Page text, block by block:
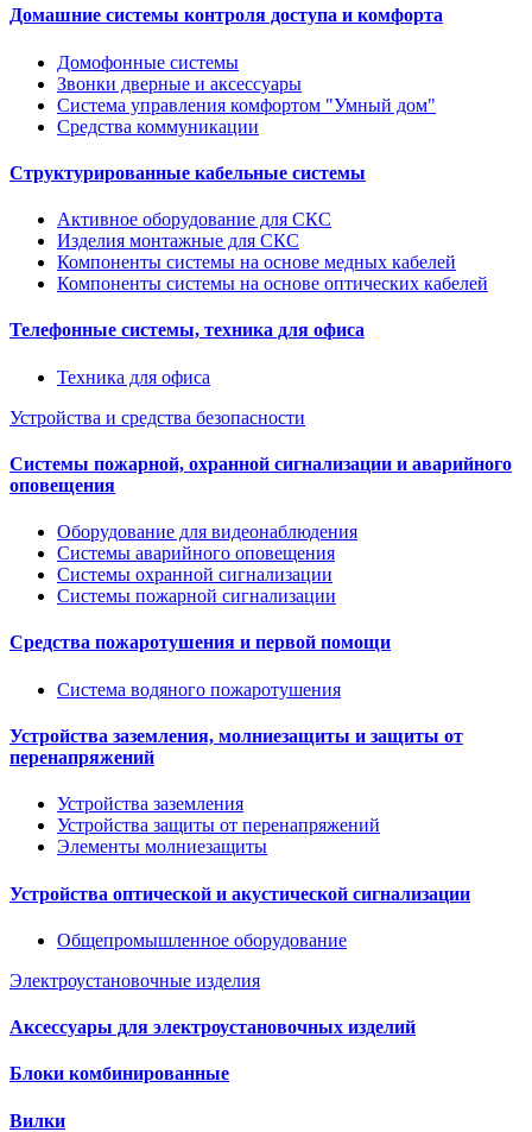
Домашние системы контроля доступа и комфорта
Домофонные системы
Звонки дверные и аксессуары
Система управления комфортом "Умный дом"
Средства коммуникации
Структурированные кабельные системы
Активное оборудование для СКС
Изделия монтажные для СКС
Компоненты системы на основе медных кабелей
Компоненты системы на основе оптических кабелей
Телефонные системы, техника для офиса
Техника для офиса
Устройства и средства безопасности
Системы пожарной, охранной сигнализации и аварийного
оповещения
Оборудование для видеонаблюдения
Системы аварийного оповещения
Системы охранной сигнализации
Системы пожарной сигнализации
Средства пожаротушения и первой помощи
Система водяного пожаротушения
Устройства заземления, молниезащиты и защиты от
перенапряжений
Устройства заземления
Устройства защиты от перенапряжений
Элементы молниезащиты
Устройства оптической и акустической сигнализации
Общепромышленное оборудование
Электроустановочные изделия
Аксессуары для электроустановочных изделий
Блоки комбинированные
Вилки